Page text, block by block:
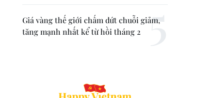
Giá vàng thế giới chấm dứt chuỗi giảm,
tăng mạnh nhất kể từ hồi tháng 2